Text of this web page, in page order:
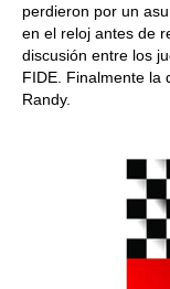
perdieron por un
en el reloj antes de
discusión entre los
FIDE. Finalmente la
Randy.